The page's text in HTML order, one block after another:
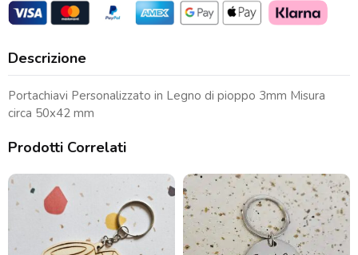
scegli
da
quantità
Descrizione
Portachiavi Personalizzato in Legno di pioppo 3mm Misura
circa 50x42 mm
Prodotti Correlati